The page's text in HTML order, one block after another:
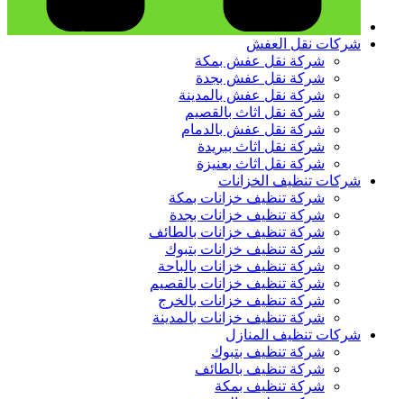
شركات نقل العفش
شركة نقل عفش بمكة
شركة نقل عفش بجدة
شركة نقل عفش بالمدينة
شركة نقل اثاث بالقصيم
شركة نقل عفش بالدمام
شركة نقل اثاث ببريدة
شركة نقل اثاث بعنيزة
شركات تنظيف الخزانات
شركة تنظيف خزانات بمكة
شركة تنظيف خزانات بجدة
شركة تنظيف خزانات بالطائف
شركة تنظيف خزانات بتبوك
شركة تنظيف خزانات بالباحة
شركة تنظيف خزانات بالقصيم
شركة تنظيف خزانات بالخرج
شركة تنظيف خزانات بالمدينة
شركات تنظيف المنازل
شركة تنظيف بتبوك
شركة تنظيف بالطائف
شركة تنظيف بمكة